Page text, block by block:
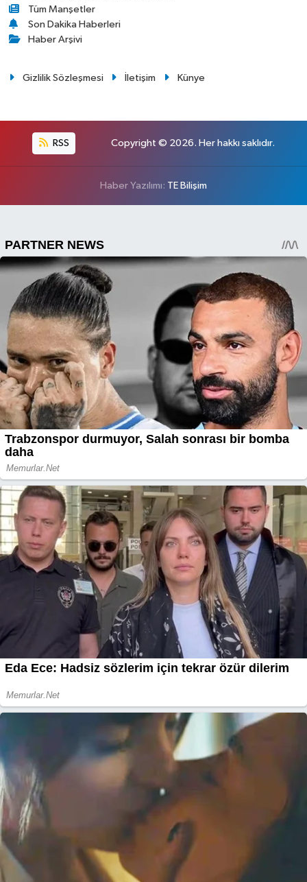
Tüm Manşetler
Son Dakika Haberleri
Haber Arşivi
Gizlilik Sözleşmesi İletişim Künye
RSS Copyright © 2026. Her hakkı saklıdır.
Haber Yazılımı: TE Bilişim